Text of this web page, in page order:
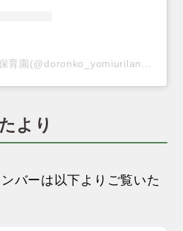
読売ランド前どろんこ保育園(@doronko_yomiurilandmae)がシェアした投稿
より
バーは以下よりご覧いた